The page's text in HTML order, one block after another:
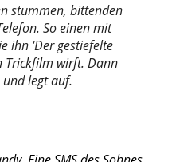
stummen, bittenden
So einen mit
ihn ‘Der gestiefelte
Trickfilm wirft. Dann
legt auf.